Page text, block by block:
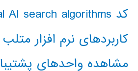
کد classical AI search algorithms
کاربردهای نرم افزار متلب
مشاهده واحدهای